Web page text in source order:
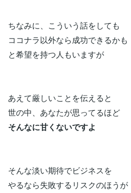
ちなみに、こういう話をしても
ココナラ以外なら成功できるかも
と希望を持つ人もいますが
あえて厳しいことを伝えると
世の中、あなたが思ってるほど
そんなに甘くないですよ
そんな淡い期待でビジネスを
やるなら失敗するリスクのほうが